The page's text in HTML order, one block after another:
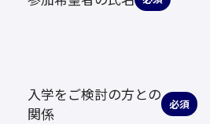
入学をご検討の方との
関係
必須